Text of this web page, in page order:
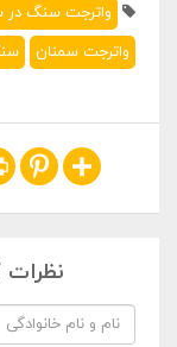
واترجت سنگ در
واترجت سمنان
Share
نظرات